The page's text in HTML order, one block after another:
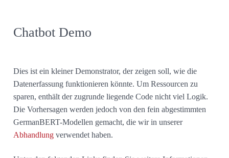
Chatbot Demo
Dies ist ein kleiner Demonstrator, der zeigen soll, wie die
Datenerfassung funktionieren könnte. Um Ressourcen zu
sparen, enthält der zugrunde liegende Code nicht viel Logik.
Die Vorhersagen werden jedoch von den fein abgestimmten
GermanBERT-Modellen gemacht, die wir in unserer
Abhandlung verwendet haben.